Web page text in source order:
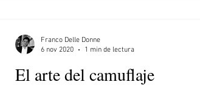
El arte del camuflaje
Franco Delle Donne
6 nov 2020
1 min de lectura